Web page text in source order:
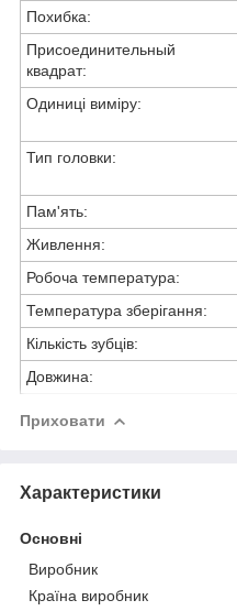
Похибка:
Присоединительный
квадрат:
Одиниці виміру:
Тип головки:
Пам'ять:
Живлення:
Робоча температура:
Температура зберігання:
Кількість зубців:
Довжина:
Приховати
Характеристики
Основні
Виробник
Країна виробник